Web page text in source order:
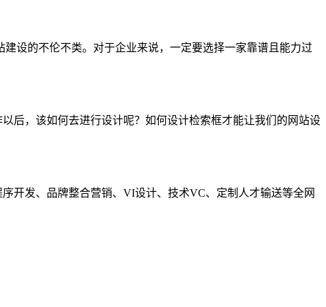
设的不伦不类。对于企业来说，一定要选择一家靠谱且能力过
后，该如何去进行设计呢？如何设计检索框才能让我们的网站设
开发、品牌整合营销、VI设计、技术VC、定制人才输送等全网